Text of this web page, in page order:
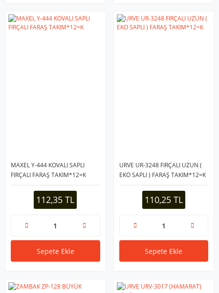
MAXEL Y-444 KOVALI SAPLI
FIRÇALI FARAŞ TAKIM*12=K
112,35 TL
Sepete Ekle
URVE UR-3248 FIRÇALI UZUN (
EKO SAPLI ) FARAŞ TAKIM*12=K
110,25 TL
Sepete Ekle